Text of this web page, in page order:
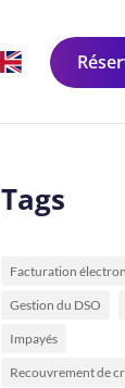
Tags
Facturation
Gestion du DSO
Impayés
Recouvrement de